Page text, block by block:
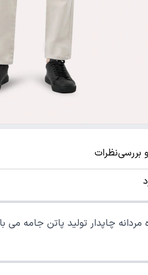
بررسینظرات
مردانه چاپدار تولید پاتن